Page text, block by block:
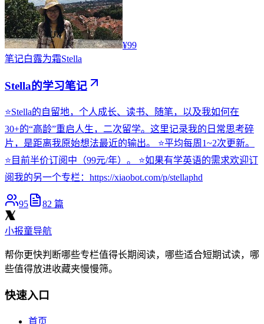
¥99
笔记白露为霜Stella
Stella的学习笔记
⭐️Stella的自留地，个人成长、读书、随笔，以及我如何在
30+的“高龄”重启人生，二次留学。这里记录我的日常思考碎
片，是距离我原始想法最近的输出。 ⭐️平均每周1~2次更新。
⭐️目前半价订阅中（99元/年）。 ⭐️如果有学英语的需求欢迎订
阅我的另一个专栏：https://xiaobot.com/p/stellaphd
95 82 篇
小报童导航
帮你更快判断哪些专栏值得长期阅读，哪些适合短期试读，哪
些值得放进收藏夹慢慢筛。
快速入口
首页